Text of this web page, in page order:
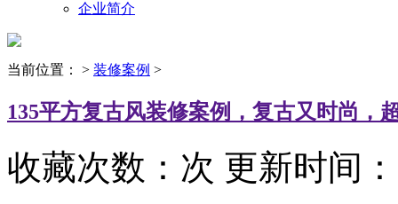
企业简介
当前位置： > 装修案例 >
135平方复古风装修案例，复古又时尚，
收藏次数： 次 更新时间